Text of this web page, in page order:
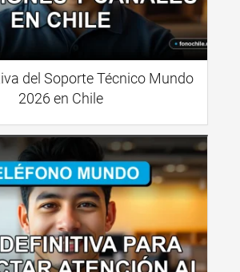
del Soporte Técnico Mundo
2026 en Chile